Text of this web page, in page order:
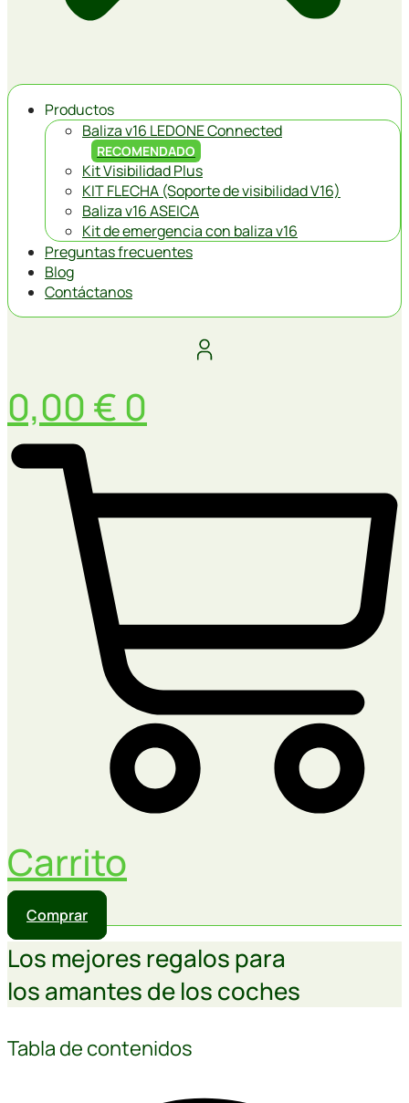
Productos
Baliza v16 LEDONE Connected
RECOMENDADO
Kit Visibilidad Plus
KIT FLECHA (Soporte de visibilidad V16)
Baliza v16 ASEICA
Kit de emergencia con baliza v16
Preguntas frecuentes
Blog
Contáctanos
0,00 € 0
Carrito
Comprar
Los mejores regalos para
los amantes de los coches
Tabla de contenidos